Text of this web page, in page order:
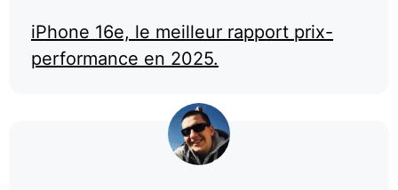
iPhone 16e, le meilleur rapport prix-
performance en 2025.